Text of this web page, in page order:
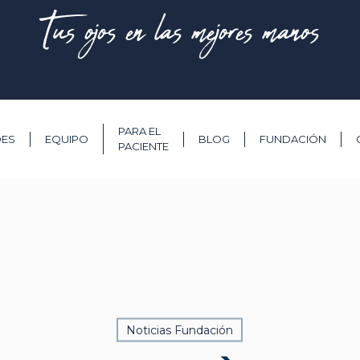
Tus ojos en las mejores manos
EQUIPO
PARA EL
PACIENTE
BLOG FUNDACIÓN
Noticias Fundación